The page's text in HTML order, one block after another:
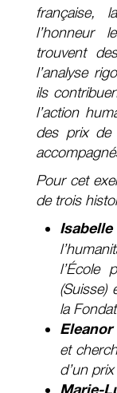
française,
l’honneur
trouvent
l’analyse
ils
l’action
des prix de
Pour cet
de trois
l’École
(Suisse)
la
Eleanor
et
d’un